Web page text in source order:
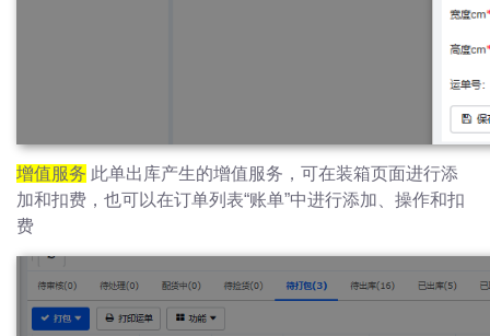
增值服务 此单出库产生的增值服务，可在装箱页面进行添
加和扣费，也可以在订单列表“账单”中进行添加、操作和扣
费